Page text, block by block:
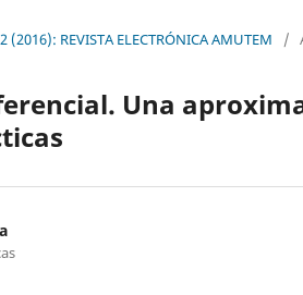
(2016): REVISTA ELECTRÓNICA AMUTEM /
Una